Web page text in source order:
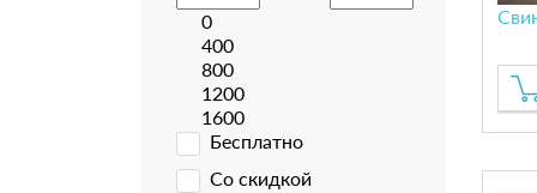
0
400
800
1200
1600
Бесплатно
Со скидкой